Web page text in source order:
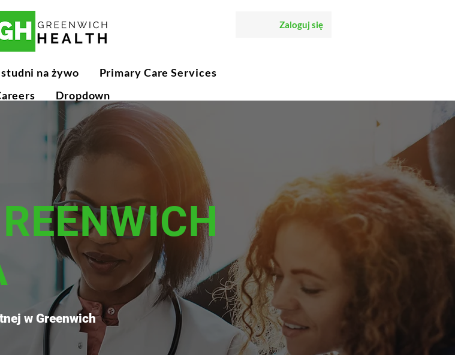
Zaloguj się
na żywo
Primary Care Services
Dropdown
w Greenwich